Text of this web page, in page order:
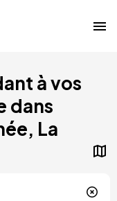
à vos
dans
La